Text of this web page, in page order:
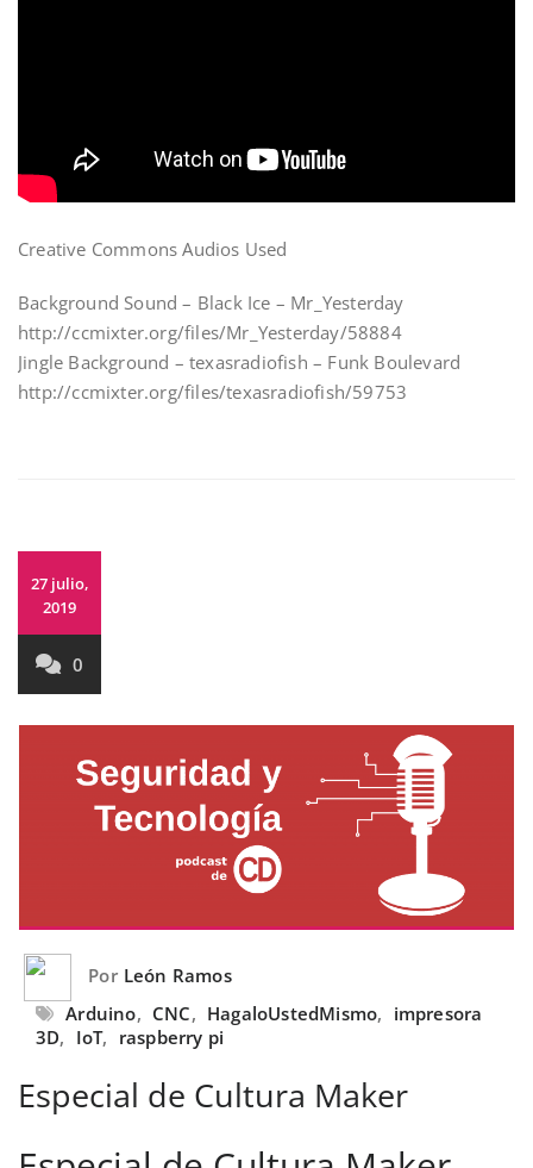
Creative Commons Audios Used
Background Sound – Black Ice – Mr_Yesterday
http://ccmixter.org/files/Mr_Yesterday/58884
Jingle Background – texasradiofish – Funk Boulevard
http://ccmixter.org/files/texasradiofish/59753
27 julio,
2019
0
Por León Ramos
Arduino, CNC, HagaloUstedMismo, impresora
3D, IoT, raspberry pi
Especial de Cultura Maker